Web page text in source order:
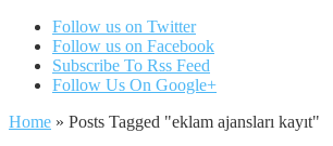
Follow us on Twitter
Follow us on Facebook
Subscribe To Rss Feed
Follow Us On Google+
Home » Posts Tagged "eklam ajansları kayıt"